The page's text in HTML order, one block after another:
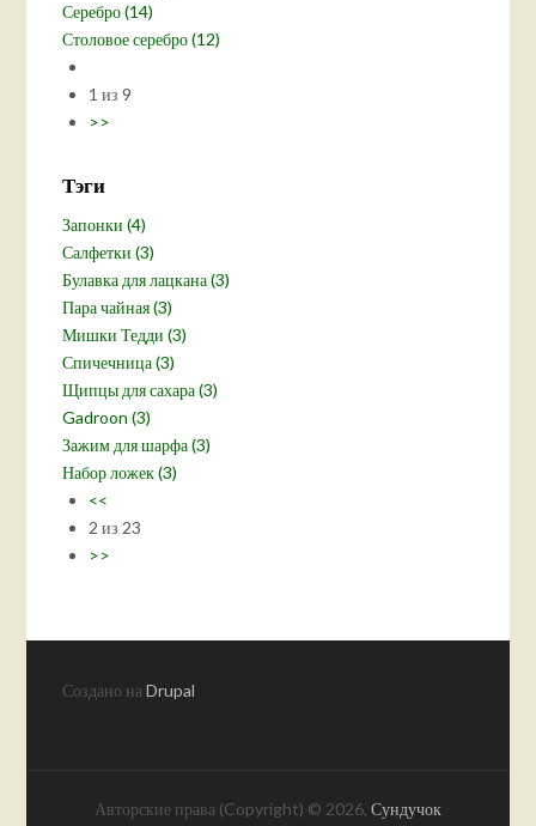
Серебро (14)
Столовое серебро (12)
1 из 9
>>
Тэги
Запонки (4)
Салфетки (3)
Булавка для лацкана (3)
Пара чайная (3)
Мишки Тедди (3)
Спичечница (3)
Щипцы для сахара (3)
Gadroon (3)
Зажим для шарфа (3)
Набор ложек (3)
<<
2 из 23
>>
Создано наDrupal
Авторские права (Copyright) © 2026, Сундучок